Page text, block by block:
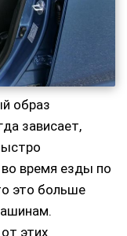
образ
зависает,
время езды по
это больше
этих